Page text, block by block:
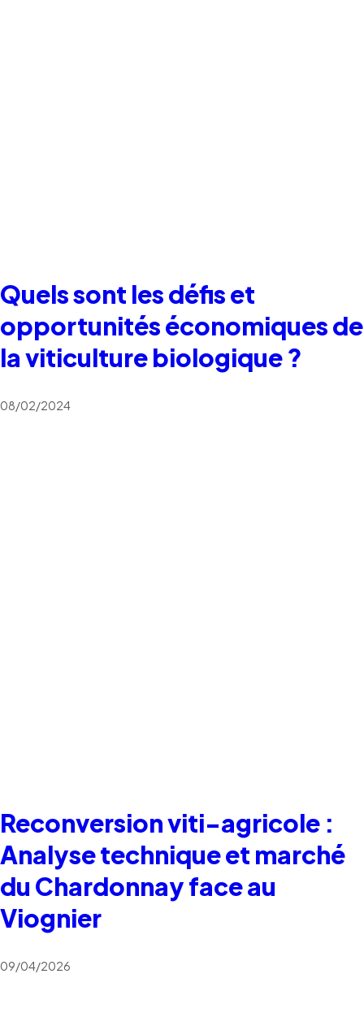
Quels sont les défis et
opportunités économiques de
la viticulture biologique ?
08/02/2024
Reconversion viti-agricole :
Analyse technique et marché
du Chardonnay face au
Viognier
09/04/2026